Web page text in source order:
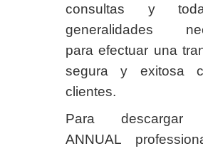
consultas y
generalidades
para efectuar una
segura y exitosa
clientes.
Para descargar
ANNUAL